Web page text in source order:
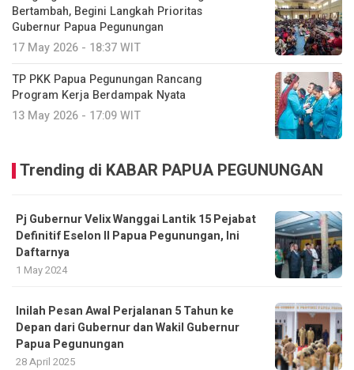
Bertambah, Begini Langkah Prioritas
Gubernur Papua Pegunungan
17 May 2026 - 18:37 WIT
TP PKK Papua Pegunungan Rancang
Program Kerja Berdampak Nyata
13 May 2026 - 17:09 WIT
Trending di KABAR PAPUA PEGUNUNGAN
Pj Gubernur Velix Wanggai Lantik 15 Pejabat
Definitif Eselon II Papua Pegunungan, Ini
Daftarnya
1 May 2024
Inilah Pesan Awal Perjalanan 5 Tahun ke
Depan dari Gubernur dan Wakil Gubernur
Papua Pegunungan
28 April 2025